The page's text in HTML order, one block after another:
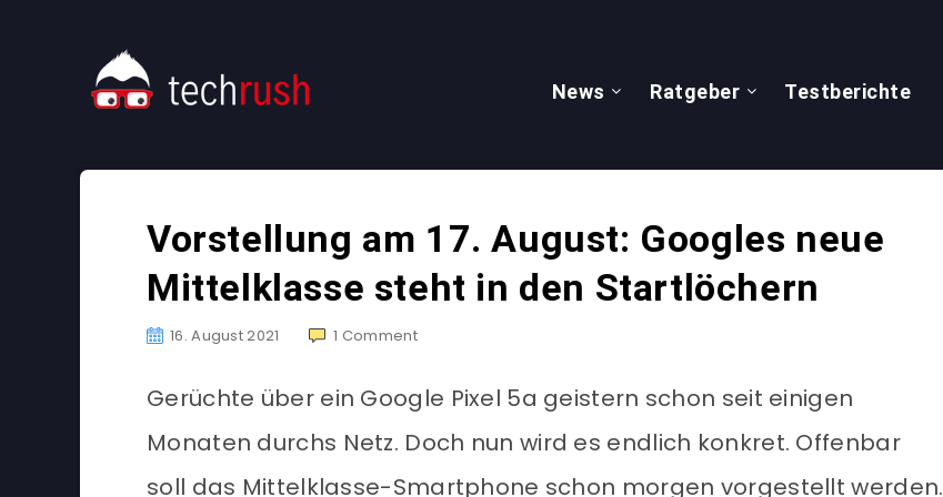
News Ratgeber Testberichte
Vorstellung am 17. August: Googles neue
Mittelklasse steht in den Startlöchern
16. August 2021 1 Comment
Gerüchte über ein Google Pixel 5a geistern schon seit einigen
Monaten durchs Netz. Doch nun wird es endlich konkret. Offenbar
soll das Mittelklasse-Smartphone schon morgen vorgestellt werden.